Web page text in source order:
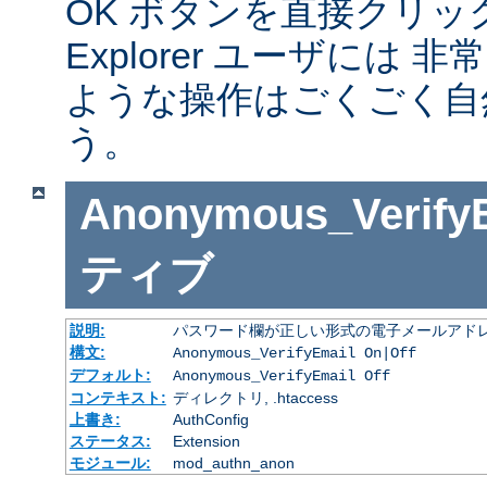
OK ボタンを直接クリッ
Explorer ユーザには 非
ような操作はごくごく
う。
ティブ
説明:
パスワード欄が正しい形式の電子メールア
構文:
Anonymous_VerifyEmail On|Off
デフォルト:
Anonymous_VerifyEmail Off
コンテキスト: ディレクトリ, .htaccess
上書き:
AuthConfig
ステータス:
Extension
モジュール:
mod_authn_anon